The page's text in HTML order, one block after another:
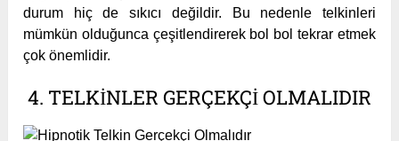
durum hiç de sıkıcı değildir. Bu nedenle telkinleri
mümkün olduğunca çeşitlendirerek bol bol tekrar etmek
çok önemlidir.
4. TELKINLER GERÇEKÇI OLMALIDIR